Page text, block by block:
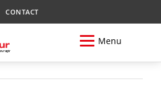
CONTACT
Menu